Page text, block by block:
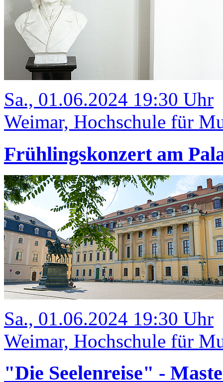
Sa., 01.06.2024 19:30 Uhr
Weimar, Hochschule für
Frühlingskonzert am
Sa., 01.06.2024 19:30 Uhr
Weimar, Hochschule für
"Die Seelenreise" -